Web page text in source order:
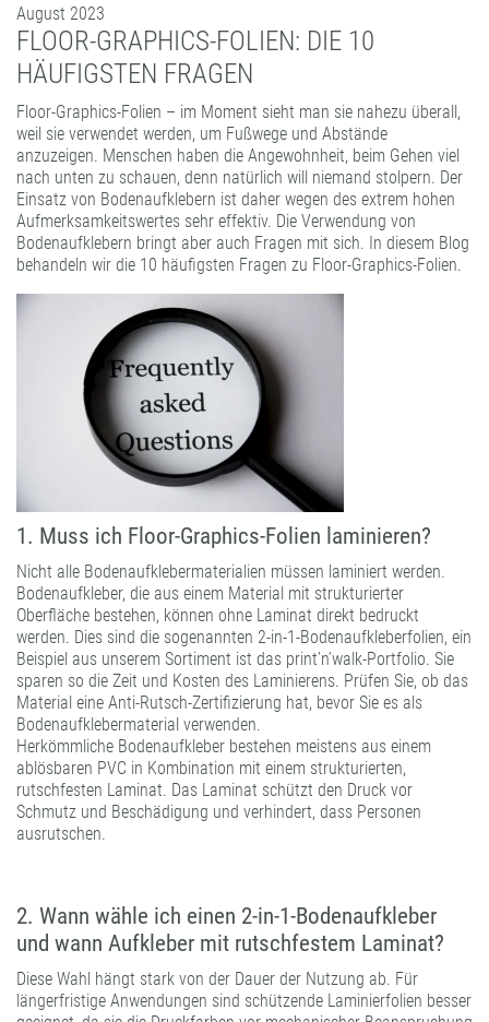
FORMATBESCHICHTUNGEN
KOMPETENZ UND QUALITÄT
August 2023
FLOOR-GRAPHICS-FOLIEN: DIE 10
HÄUFIGSTEN FRAGEN
Floor-Graphics-Folien – im Moment sieht man sie nahezu überall,
weil sie verwendet werden, um Fußwege und Abstände
anzuzeigen. Menschen haben die Angewohnheit, beim Gehen viel
nach unten zu schauen, denn natürlich will niemand stolpern. Der
Einsatz von Bodenaufklebern ist daher wegen des extrem hohen
Aufmerksamkeitswertes sehr effektiv. Die Verwendung von
Bodenaufklebern bringt aber auch Fragen mit sich. In diesem Blog
behandeln wir die 10 häufigsten Fragen zu Floor-Graphics-Folien.
1. Muss ich Floor-Graphics-Folien laminieren?
Nicht alle Bodenaufklebermaterialien müssen laminiert werden.
Bodenaufkleber, die aus einem Material mit strukturierter
Oberfläche bestehen, können ohne Laminat direkt bedruckt
werden. Dies sind die sogenannten 2-in-1-Bodenaufkleberfolien, ein
Beispiel aus unserem Sortiment ist das print’n’walk-Portfolio. Sie
sparen so die Zeit und Kosten des Laminierens. Prüfen Sie, ob das
Material eine Anti-Rutsch-Zertifizierung hat, bevor Sie es als
Bodenaufklebermaterial verwenden.
Herkömmliche Bodenaufkleber bestehen meistens aus einem
ablösbaren PVC in Kombination mit einem strukturierten,
rutschfesten Laminat. Das Laminat schützt den Druck vor
Schmutz und Beschädigung und verhindert, dass Personen
ausrutschen.
2. Wann wähle ich einen 2-in-1-Bodenaufkleber
und wann Aufkleber mit rutschfestem Laminat?
Diese Wahl hängt stark von der Dauer der Nutzung ab. Für
längerfristige Anwendungen sind schützende Laminierfolien besser